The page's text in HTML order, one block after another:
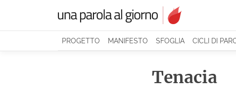
PROGETTO MANIFESTO SFOGLIA CICLI DI
Tenacia